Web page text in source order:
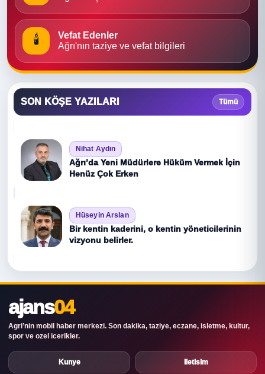
🕯
Vefat Edenler
Ağrı'nın taziye ve vefat bilgileri
SON KÖŞE YAZILARI Tümü
Nihat Aydın
Ağrı’da Yeni Müdürlere Hüküm Vermek İçin
Henüz Çok Erken
Hüseyin Arslan
Bir kentin kaderini, o kentin yöneticilerinin
vizyonu belirler.
ajans04
Agri’nin mobil haber merkezi. Son dakika, taziye, eczane, isletme, kultur,
spor ve ozel icerikler.
Kunye Iletisim